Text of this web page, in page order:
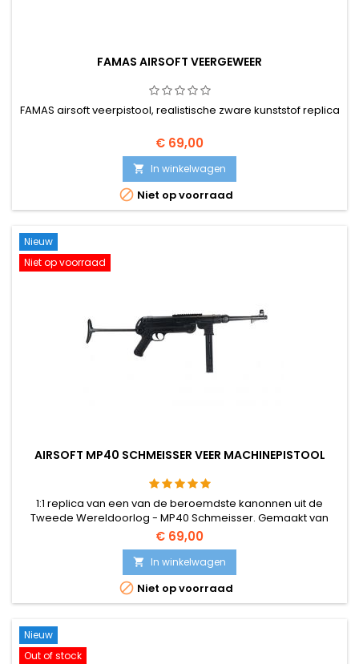
FAMAS AIRSOFT VEERGEWEER
FAMAS airsoft veerpistool, realistische zware kunststof replica
€ 69,00
 In winkelwagen
 Niet op voorraad
Nieuw
Niet op voorraad
AIRSOFT MP40 SCHMEISSER VEER MACHINEPISTOOL
1:1 replica van een van de beroemdste kanonnen uit de
Tweede Wereldoorlog - MP40 Schmeisser. Gemaakt van
kunststof.
€ 69,00
 In winkelwagen
 Niet op voorraad
Nieuw
Out of stock